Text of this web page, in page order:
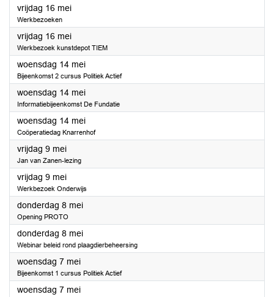
vrijdag 16 mei2025
Werkbezoeken
vrijdag 16 mei2025
Werkbezoek kunstdepot TIEM
woensdag 14 mei2025
Bijeenkomst 2 cursus Politiek Actief
woensdag 14 mei2025
Informatiebijeenkomst De Fundatie
woensdag 14 mei2025
Coöperatiedag Knarrenhof
vrijdag 9 mei2025
Jan van Zanen-lezing
vrijdag 9 mei2025
Werkbezoek Onderwijs
donderdag 8 mei2025
Opening PROTO
donderdag 8 mei2025
Webinar beleid rond plaagdierbeheersing
woensdag 7 mei2025
Bijeenkomst 1 cursus Politiek Actief
woensdag 7 mei2025